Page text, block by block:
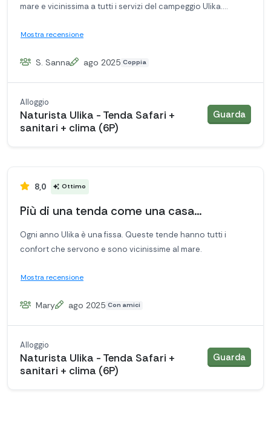
mare e vicinissima a tutti i servizi del campeggio Ulika.
Mostra recensione
S. Sanna ago 2025 Coppia
Naturista Ulika - Tenda Safari +
sanitari + clima (6P)
Alloggio
Guarda
8,0 Ottimo
Più di una tenda come una casa…
Ogni anno Ulika è una fissa. Queste tende hanno tutti i
confort che servono e sono vicinissime al mare.
Mostra recensione
Mary ago 2025 Con amici
Naturista Ulika - Tenda Safari +
sanitari + clima (6P)
Alloggio
Guarda